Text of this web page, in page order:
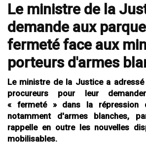
Le ministre de la
demande aux
fermeté face aux
porteurs d'armes
Le ministre de la Justice a adressé
procureurs pour leur
« fermeté » dans la répression
notamment d'armes blanches,
rappelle en outre les nouvelles
mobilisables.